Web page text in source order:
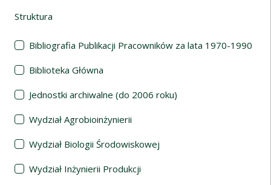
Struktura
Bibliografia Publikacji Pracowników za lata 1970-1990
Biblioteka Główna
Jednostki archiwalne (do 2006 roku)
Wydział Agrobioinżynierii
Wydział Biologii Środowiskowej
Wydział Inżynierii Produkcji